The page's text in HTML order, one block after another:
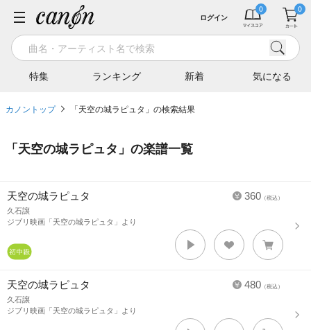
特集 ランキング 新着 気になる
ログイン
カノントップ 「天空の城ラピュタ」の検索結果
「 天空の城ラピュタ 」の楽譜一覧
360 （税込）
天空の城ラピュタ
久石譲
ジブリ映画「天空の城ラピュタ」より
480 （税込）
天空の城ラピュタ
久石譲
ジブリ映画「天空の城ラピュタ」より